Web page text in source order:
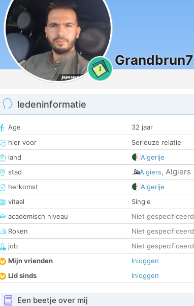
1
Grandbrun7
ledeninformatie
Age
32 jaar
hier voor
Serieuze relatie
land
Algerije
stad
Algiers, Algiers
herkomst
Algerije
vitaal
Single
academisch niveau
Niet gespecificeerd
Roken
Niet gespecificeerd
job
Niet gespecificeerd
Mijn vrienden
Inloggen
Lid sinds
Inloggen
Een beetje over mij